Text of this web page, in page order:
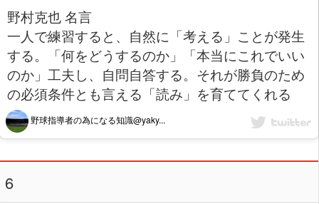
野村克也 名言
一人で練習すると、自然に「考える」ことが発生
する。「何をどうするのか」「本当にこれでいい
のか」工夫し、自問自答する。それが勝負のため
の必須条件とも言える「読み」を育ててくれる
野球指導者の為になる知識@yaky...
6